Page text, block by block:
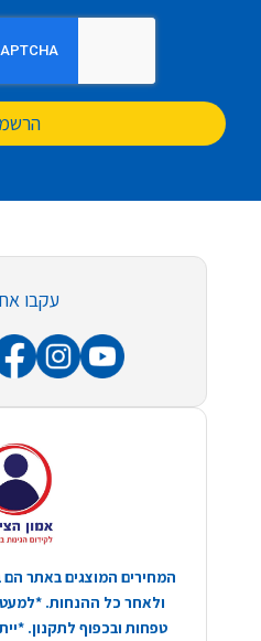
עקבו
המחירים המוצגים באתר
ולאחר כל ההנחות.
טפחות ובכפוף לתקנון.